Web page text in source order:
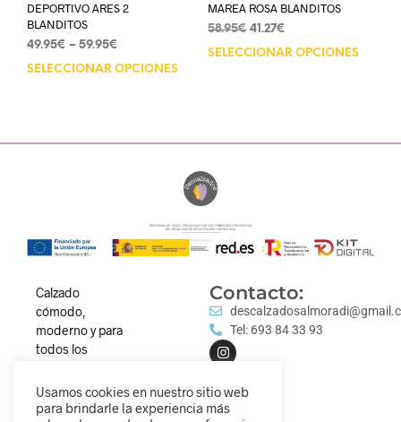
DEPORTIVO ARES 2
BLANDITOS
49.95€ – 59.95€
SELECCIONAR OPCIONES
MAREA ROSA BLANDITOS
58.95€ 41.27€
SELECCIONAR OPCIONES
Calzado
cómodo,
moderno y para
todos los
Descubre
nuestra
Contacto:
Tel: 693 84 33 93
Usamos cookies en nuestro sitio web
para brindarle la experiencia más